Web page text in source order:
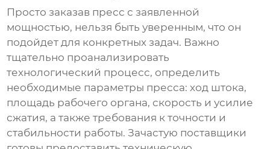
Просто заказав пресс с заявленной
мощностью, нельзя быть уверенным, что он
подойдет для конкретных задач. Важно
тщательно проанализировать
технологический процесс, определить
необходимые параметры пресса: ход штока,
площадь рабочего органа, скорость и усилие
сжатия, а также требования к точности и
стабильности работы. Зачастую поставщики